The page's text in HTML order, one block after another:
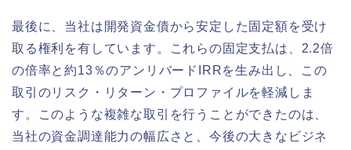
最後に、当社は開発資金債から安定した固定額を受け
取る権利を有しています。これらの固定支払は、2.2倍
の倍率と約13％のアンリバードIRRを生み出し、この
取引のリスク・リターン・プロファイルを軽減しま
す。このような複雑な取引を行うことができたのは、
当社の資金調達能力の幅広さと、今後の大きなビジネ